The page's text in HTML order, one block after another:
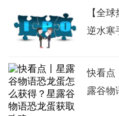
【全
逆水寒
快看点
露谷物